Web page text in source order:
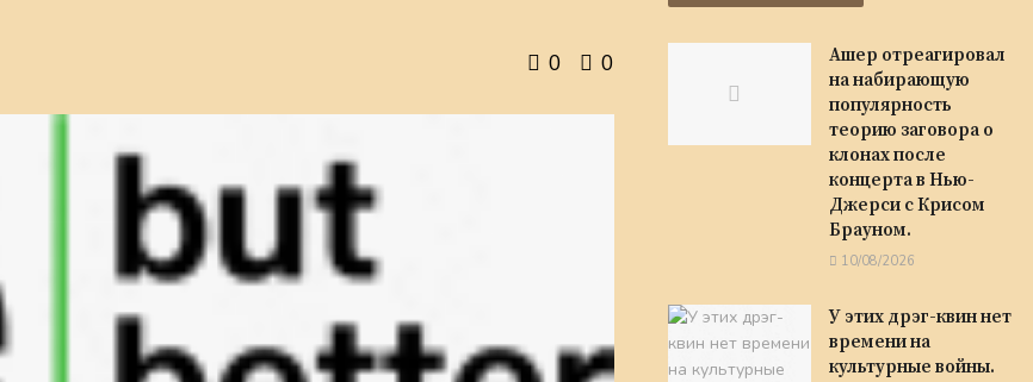
0 0
Ашер отреагировал
на набирающую
популярность
теорию заговора о
клонах после
концерта в Нью-
Джерси с Крисом
Брауном.
10/08/2026
У этих дрэг-квин нет
времени на
культурные войны.